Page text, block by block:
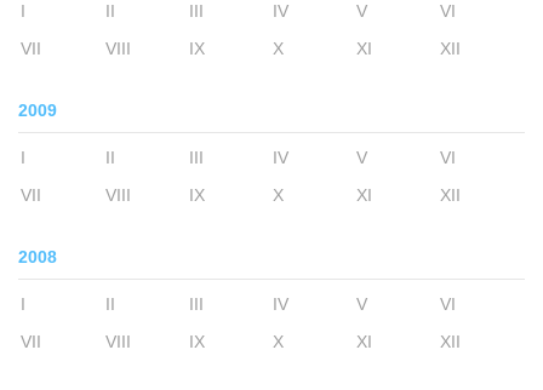
I II III IV V
VI
VII
VIII IX X XI XII
2009
I II III IV V
VI
VII
VIII IX X XI XII
2008
I II III IV V
VI
VII
VIII IX X XI XII